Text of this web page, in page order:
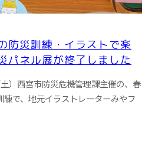
防災訓練・イラストで楽
パネル展が終了しました
）西宮市防災危機管理課主催の、春
で、地元イラストレーターみやフ